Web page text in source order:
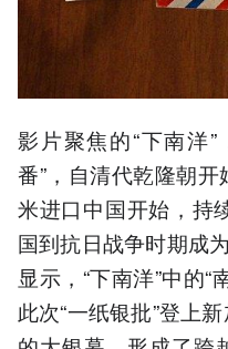
影片聚焦的“下南洋
番”，自清代乾隆朝
米进口中国开始，持
国到抗日战争时期成
显示，“下南洋”中的“
此次“一纸银批”登上